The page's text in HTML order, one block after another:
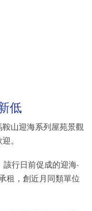
低
山迎海系列屋苑景觀
。
行日前促成的迎海‧
租，創近月同類單位